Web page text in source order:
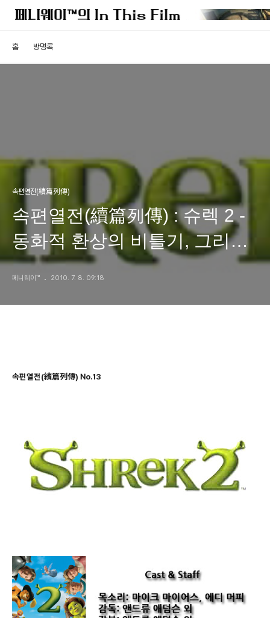
홈 방명록
속편열전(續篇列傳)
속편열전(續篇列傳) : 슈렉 2 -
동화적 환상의 비틀기, 그리고
패러디
페니웨이™ 2010. 7. 8. 09:18
속편열전(續篇列傳) No.13